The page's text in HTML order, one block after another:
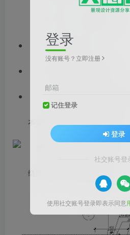
文档类型：详图
本资料为线性排水沟标准做法。
缝隙式排水沟顶平面图.jpg
登录
没有账号？立即注册
邮箱
记住登录
登录
社交账号登
使用社交账号登录即表示同意